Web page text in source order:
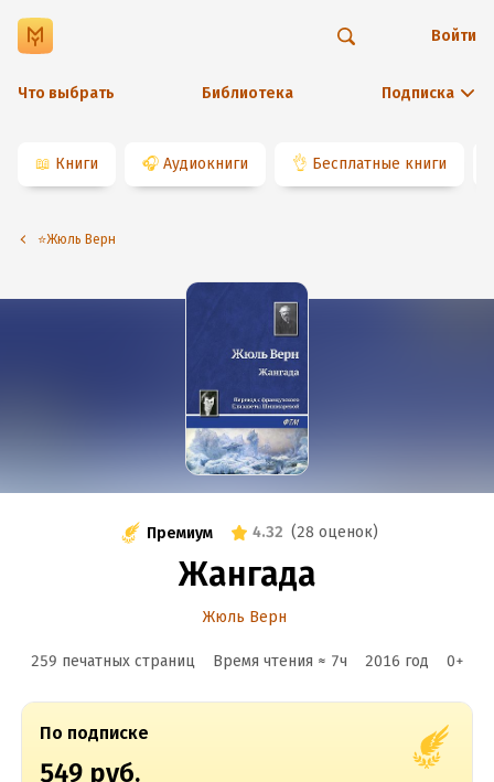
Что выбрать Библиотека Подписка
Войти
📖 Книги 🎧 Аудиокниги 👌 Бесплатные книги
⭐️Жюль Верн
Премиум 4.32 (28 оценок)
Жангада
Жюль Верн
259 печатных страниц Время чтения ≈ 7ч 2016 год 0+
По подписке
549 руб.